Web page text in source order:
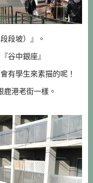
段坡）』。
谷中銀座』
有學生來素描的呢！
港老街一樣。